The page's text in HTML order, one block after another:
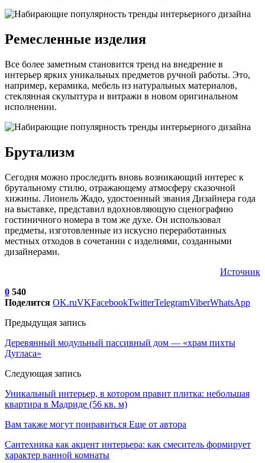
Ремесленные изделия
Все более заметным становится тренд на внедрение в
интерьер ярких уникальных предметов ручной работы. Это,
например, керамика, мебель из натуральных материалов,
стеклянная скульптура и витражи в новом оригинальном
исполнении.
Брутализм
Сегодня можно проследить вновь возникающий интерес к
брутальному стилю, отражающему атмосферу сказочной
хижины. Лионель Жадо, удостоенный звания Дизайнера года
на выставке, представил вдохновляющую сценографию
гостиничного номера в том же духе. Он использовал
предметы, изготовленные из искусно переработанных
местных отходов в сочетании с изделиями, созданными
дизайнерами.
Источник
0 540
Поделится OK.ruVKFacebookTwitterTelegramViberWhatsApp
Предыдущая запись
Деревянный модульный пассивный дом — «храм пихты
Дугласа»
Следующая запись
Уникальный интерьер, в котором правит плитка: небольшая
квартира в Мадриде (56 кв. м)
Вам также могут понравиться Еще от автора
Сантехника как акцент интерьера: как смеситель формирует
характер ванной комнаты